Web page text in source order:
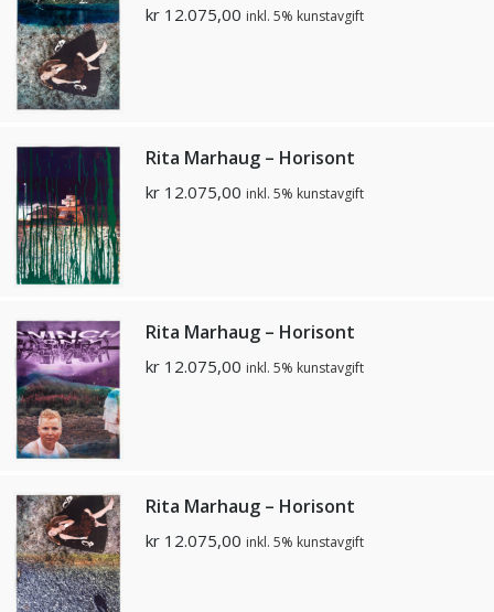
kr 12.075,00 inkl. 5% kunstavgift
Rita Marhaug – Horisont
kr 12.075,00 inkl. 5% kunstavgift
Rita Marhaug – Horisont
kr 12.075,00 inkl. 5% kunstavgift
Rita Marhaug – Horisont
kr 12.075,00 inkl. 5% kunstavgift